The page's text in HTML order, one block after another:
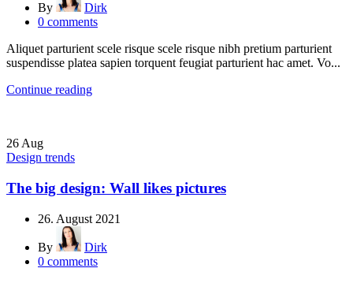
By
Dirk
0 comments
Aliquet parturient scele risque scele risque nibh pretium parturient
suspendisse platea sapien torquent feugiat parturient hac amet. Vo...
Continue reading
26 Aug
Design trends
The big design: Wall likes pictures
26. August 2021
By
Dirk
0 comments